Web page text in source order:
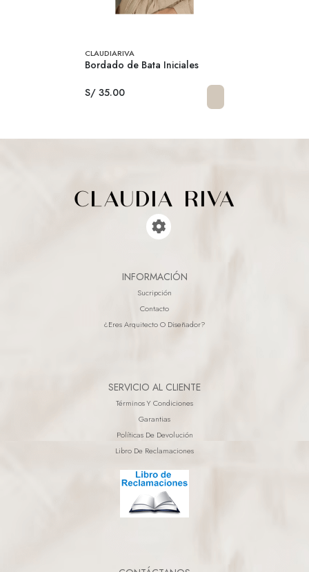
CLAUDIARIVA
Bordado de Bata Iniciales
S/ 35.00
INFORMACIÓN
Sucripción
Contacto
¿eres Arquitecto O Diseñador?
SERVICIO AL CLIENTE
Términos Y Condiciones
Garantias
Políticas De Devolución
Libro De Reclamaciones